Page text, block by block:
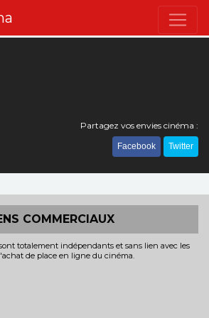
Partagez vos envies cinéma :
Facebook Twitter
COMMERCIAUX
totalement indépendants et sans lien avec les
de place en ligne du cinéma.